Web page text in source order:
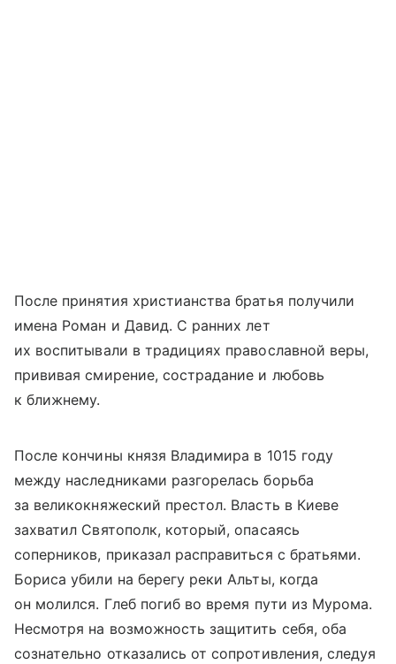
После принятия христианства братья получили
имена Роман и Давид. С ранних лет
их воспитывали в традициях православной веры,
прививая смирение, сострадание и любовь
к ближнему.
После кончины князя Владимира в 1015 году
между наследниками разгорелась борьба
за великокняжеский престол. Власть в Киеве
захватил Святополк, который, опасаясь
соперников, приказал расправиться с братьями.
Бориса убили на берегу реки Альты, когда
он молился. Глеб погиб во время пути из Мурома.
Несмотря на возможность защитить себя, оба
сознательно отказались от сопротивления, следуя